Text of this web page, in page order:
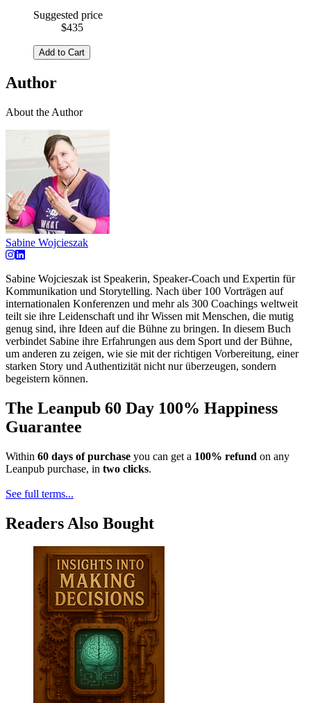
Suggested price
$435
Add to Cart
Author
About the Author
Sabine Wojcieszak
Sabine Wojcieszak ist Speakerin, Speaker-Coach und Expertin für
Kommunikation und Storytelling. Nach über 100 Vorträgen auf
internationalen Konferenzen und mehr als 300 Coachings weltweit
teilt sie ihre Leidenschaft und ihr Wissen mit Menschen, die mutig
genug sind, ihre Ideen auf die Bühne zu bringen. In diesem Buch
verbindet Sabine ihre Erfahrungen aus dem Sport und der Bühne,
um anderen zu zeigen, wie sie mit der richtigen Vorbereitung, einer
starken Story und Authentizität nicht nur überzeugen, sondern
begeistern können.
The Leanpub 60 Day 100% Happiness
Guarantee
Within 60 days of purchase you can get a 100% refund on any
Leanpub purchase, in two clicks.
See full terms...
Readers Also Bought